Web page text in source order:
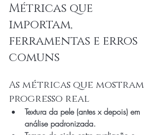
Métricas que
importam,
ferramentas e erros
comuns
As métricas que mostram
progresso real
Textura da pele (antes x depois) em
análise padronizada.